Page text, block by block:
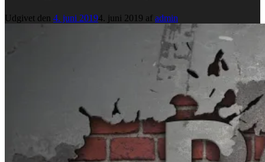
Udgivet den 4. juni 20194. juni 2019 af admin